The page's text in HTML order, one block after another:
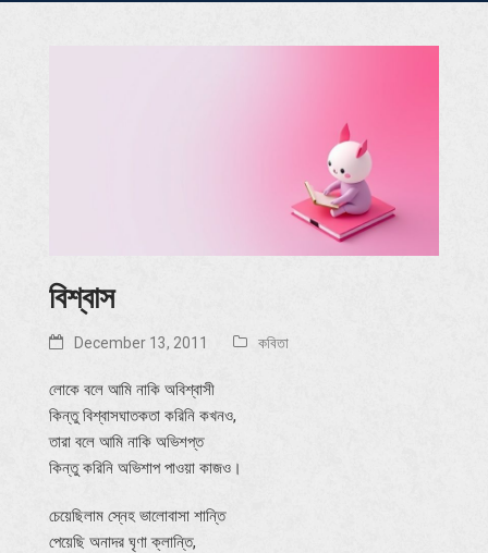
বিশ্বাস
December 13, 2011 কবিতা
লোকে বলে আমি নাকি অবিশ্বাসী
কিন্তু বিশ্বাসঘাতকতা করিনি কখনও,
তারা বলে আমি নাকি অভিশপ্ত
কিন্তু করিনি অভিশাপ পাওয়া কাজও।
চেয়েছিলাম স্নেহ ভালোবাসা শান্তি
পেয়েছি অনাদর ঘৃণা ক্লান্তি,